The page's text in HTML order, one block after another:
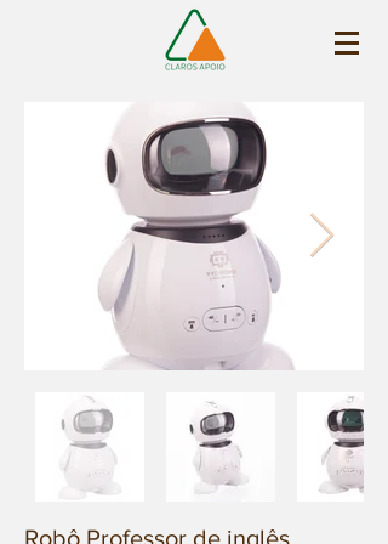
Robô Professor de inglês